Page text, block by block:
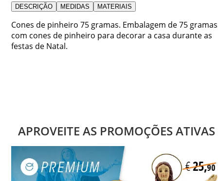
DESCRIÇÃO MEDIDAS MATERIAIS
Cones de pinheiro 75 gramas. Embalagem de 75 gramas
com cones de pinheiro para decorar a casa durante as
festas de Natal.
APROVEITE AS PROMOÇÕES ATIVAS